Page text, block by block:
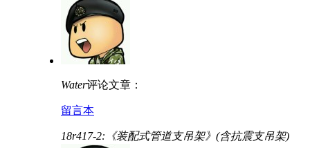
Water评论文章：
留言本
18r417-2:《装配式管道支吊架》(含抗震支吊架)